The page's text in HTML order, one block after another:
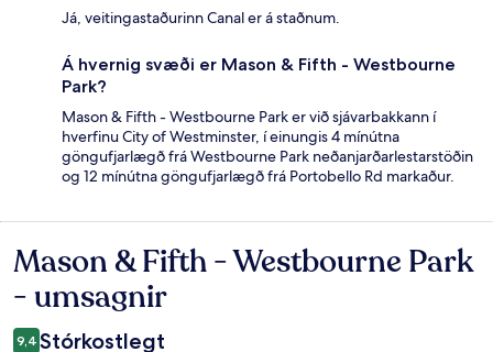
Já, veitingastaðurinn Canal er á staðnum.
Á hvernig svæði er Mason & Fifth - Westbourne
Park?
Mason & Fifth - Westbourne Park er við sjávarbakkann í
hverfinu City of Westminster, í einungis 4 mínútna
göngufjarlægð frá Westbourne Park neðanjarðarlestarstöðin
og 12 mínútna göngufjarlægð frá Portobello Rd markaður.
Umsagnir
Mason & Fifth - Westbourne Park
- umsagnir
9,4 Stórkostlegt